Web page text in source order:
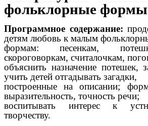
фольклорные
Программное содержание:
детям любовь к малым
формам: песенкам,
скороговоркам, считалочкам,
объяснить назначение потешек,
учить детей отгадывать загадки,
построенные на описании;
выразительность, точность речи;
воспитывать интерес к
творчеству.